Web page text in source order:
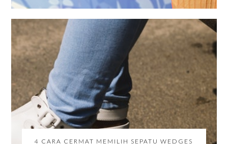
4 CARA CERMAT MEMILIH SEPATU WEDGES